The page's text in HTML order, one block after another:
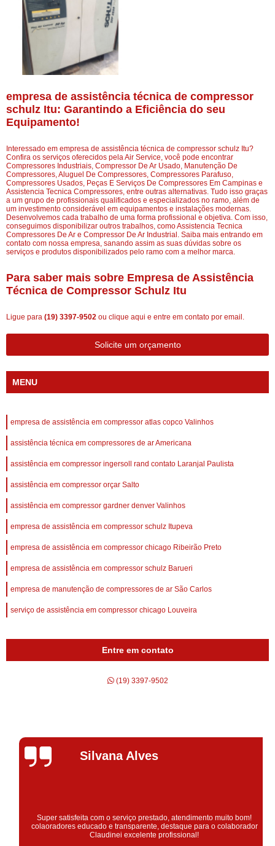
empresa de assistência técnica de compressor
schulz Itu: Garantindo a Eficiência do seu
Equipamento!
Interessado em empresa de assistência técnica de compressor schulz Itu?
Confira os serviços oferecidos pela Air Service, você pode encontrar
Compressores Industriais, Compressor De Ar Usado, Manutenção De
Compressores, Aluguel De Compressores, Compressores Parafuso,
Compressores Usados, Peças E Serviços De Compressores Em Campinas e
Assistencia Tecnica Compressores, entre outras alternativas. Tudo isso graças
a um grupo de profissionais qualificados e especializados no ramo, além de
um investimento considerável em equipamentos e instalações modernas.
Desenvolvemos cada trabalho de uma forma profissional e objetiva. Com isso,
conseguimos disponibilizar outros trabalhos, como Assistencia Tecnica
Compressores De Ar e Compressor De Ar Industrial. Saiba mais entrando em
contato com nossa empresa, sanando assim as suas dúvidas sobre os
serviços e produtos disponibilizados pelo ramo com a melhor marca.
Para saber mais sobre Empresa de Assistência
Técnica de Compressor Schulz Itu
Ligue para (19) 3397-9502 ou clique aqui e entre em contato por email.
Solicite um orçamento
MENU
empresa de assistência em compressor atlas copco Valinhos
assistência técnica em compressores de ar Americana
assistência em compressor ingersoll rand contato Laranjal Paulista
assistência em compressor orçar Salto
assistência em compressor gardner denver Valinhos
empresa de assistência em compressor schulz Itupeva
empresa de assistência em compressor chicago Ribeirão Preto
empresa de assistência em compressor schulz Barueri
empresa de manutenção de compressores de ar São Carlos
serviço de assistência em compressor chicago Louveira
Entre em contato
(19) 3397-9502
Silvana Alves
Super satisfeita com o serviço prestado, atendimento muito bom!
colaoradores educado e transparente, destaque para o colaborador
Claudinei excelente profissional!